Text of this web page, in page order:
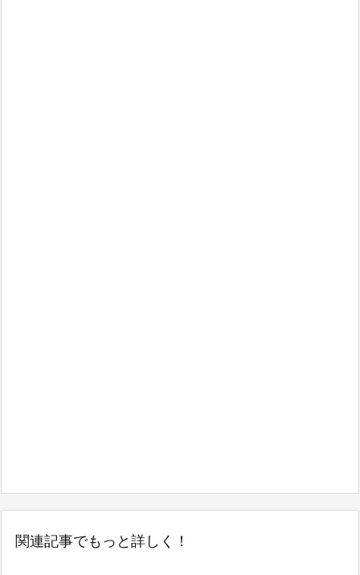
関連記事でもっと詳しく！